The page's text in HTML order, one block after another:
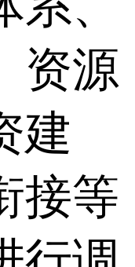
资源
建
接等